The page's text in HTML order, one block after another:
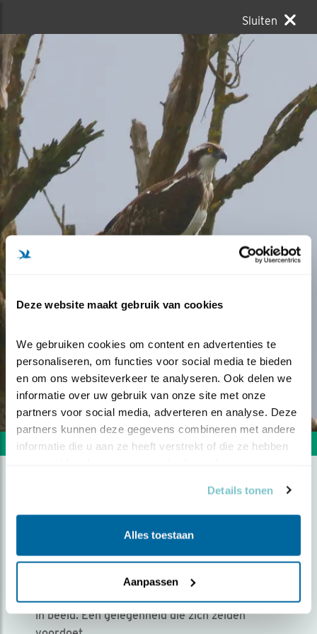
Deze website maakt gebruik van cookies
We gebruiken cookies om content en advertenties te
personaliseren, om functies voor social media te bieden
en om ons websiteverkeer te analyseren. Ook delen we
informatie over uw gebruik van onze site met onze
partners voor social media, adverteren en analyse. Deze
partners kunnen deze gegevens combineren met andere
informatie die u aan ze heeft verstrekt of die ze hebben
Details tonen
Alles toestaan
Aanpassen
Sluiten
Volgende foto Vorige foto
SLANKE SCHOONHEID OP
Door Fokke Spoelstra | Geplaatst op zondag 13
Deze prachtige doortrekker kwam onverwacht
in beeld. Een gelegenheid die zich zelden